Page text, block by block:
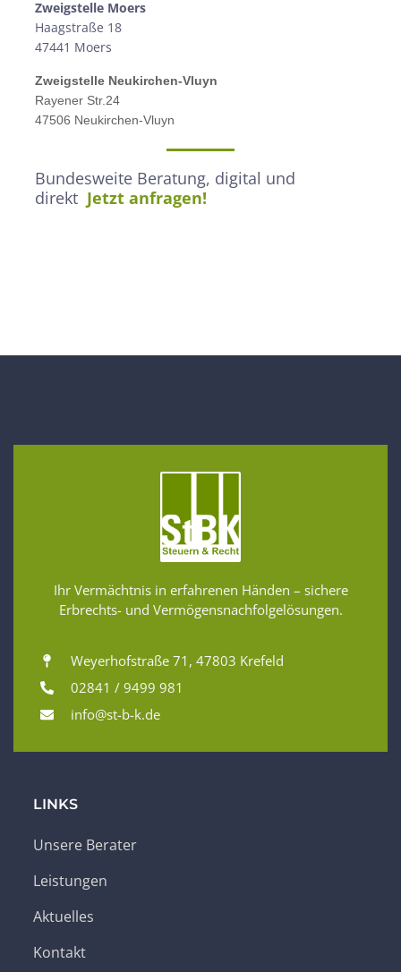
Zweigstelle Moers
Haagstraße 18
47441 Moers
Zweigstelle Neukirchen-Vluyn
Rayener Str.24
47506 Neukirchen-Vluyn
Bundesweite Beratung, digital und
direkt Jetzt anfragen!
Ihr Vermächtnis in erfahrenen Händen – sichere
Erbrechts- und Vermögensnachfolgelösungen.
Weyerhofstraße 71, 47803 Krefeld
02841 / 9499 981
info@st-b-k.de
LINKS
Unsere Berater
Leistungen
Aktuelles
Kontakt